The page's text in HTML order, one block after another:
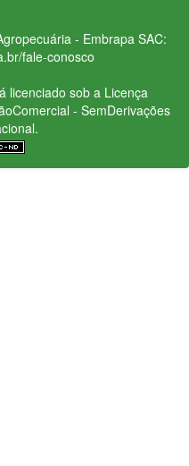
- Embrapa SAC:
fale-conosco
licenciado sob a Licença
- SemDerivações